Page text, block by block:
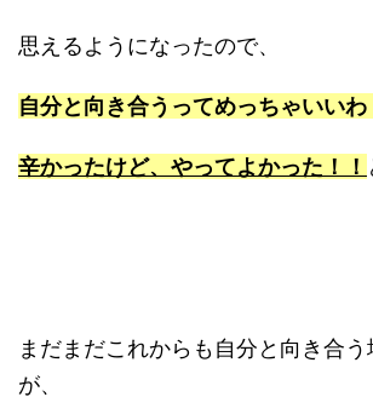
思えるようになったので、
自分と向き合うってめっちゃいいわ
辛かったけど、やってよかった！！
まだまだこれからも自分と向き合
が、